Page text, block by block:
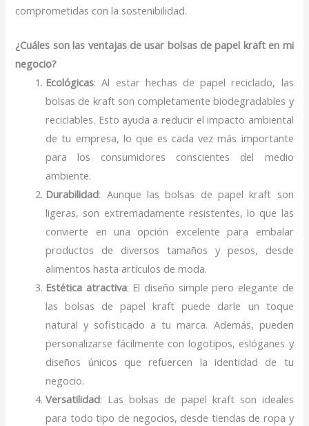
comprometidas con la sostenibilidad.
¿Cuáles son las ventajas de usar bolsas de papel kraft en mi
negocio?
Ecológicas: Al estar hechas de papel reciclado, las
bolsas de kraft son completamente biodegradables y
reciclables. Esto ayuda a reducir el impacto ambiental
de tu empresa, lo que es cada vez más importante
para los consumidores conscientes del medio
ambiente.
Durabilidad: Aunque las bolsas de papel kraft son
ligeras, son extremadamente resistentes, lo que las
convierte en una opción excelente para embalar
productos de diversos tamaños y pesos, desde
alimentos hasta artículos de moda.
Estética atractiva: El diseño simple pero elegante de
las bolsas de papel kraft puede darle un toque
natural y sofisticado a tu marca. Además, pueden
personalizarse fácilmente con logotipos, eslóganes y
diseños únicos que refuercen la identidad de tu
negocio.
Versatilidad: Las bolsas de papel kraft son ideales
para todo tipo de negocios, desde tiendas de ropa y